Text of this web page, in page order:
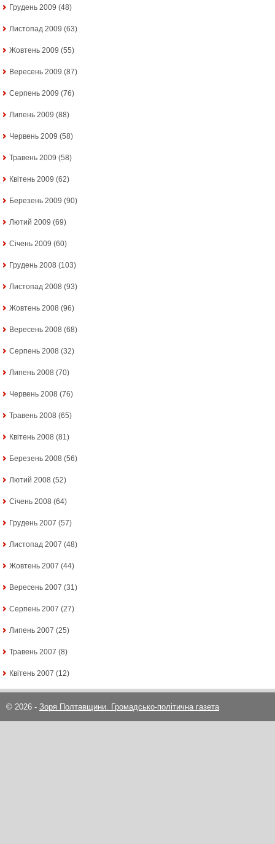
Грудень 2009 (48)
Листопад 2009 (63)
Жовтень 2009 (55)
Вересень 2009 (87)
Серпень 2009 (76)
Липень 2009 (88)
Червень 2009 (58)
Травень 2009 (58)
Квітень 2009 (62)
Березень 2009 (90)
Лютий 2009 (69)
Січень 2009 (60)
Грудень 2008 (103)
Листопад 2008 (93)
Жовтень 2008 (96)
Вересень 2008 (68)
Серпень 2008 (32)
Липень 2008 (70)
Червень 2008 (76)
Травень 2008 (65)
Квітень 2008 (81)
Березень 2008 (56)
Лютий 2008 (52)
Січень 2008 (64)
Грудень 2007 (57)
Листопад 2007 (48)
Жовтень 2007 (44)
Вересень 2007 (31)
Серпень 2007 (27)
Липень 2007 (25)
Травень 2007 (8)
Квітень 2007 (12)
© 2026 - Зоря Полтавщини. Громадсько-політична газета